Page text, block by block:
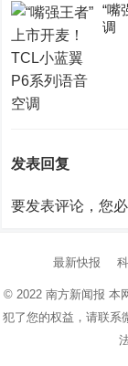
“嘴
调
发表回复
要发表评论，您
最新快报
© 2022 南方新闻报 本
犯了您的权益，请联系